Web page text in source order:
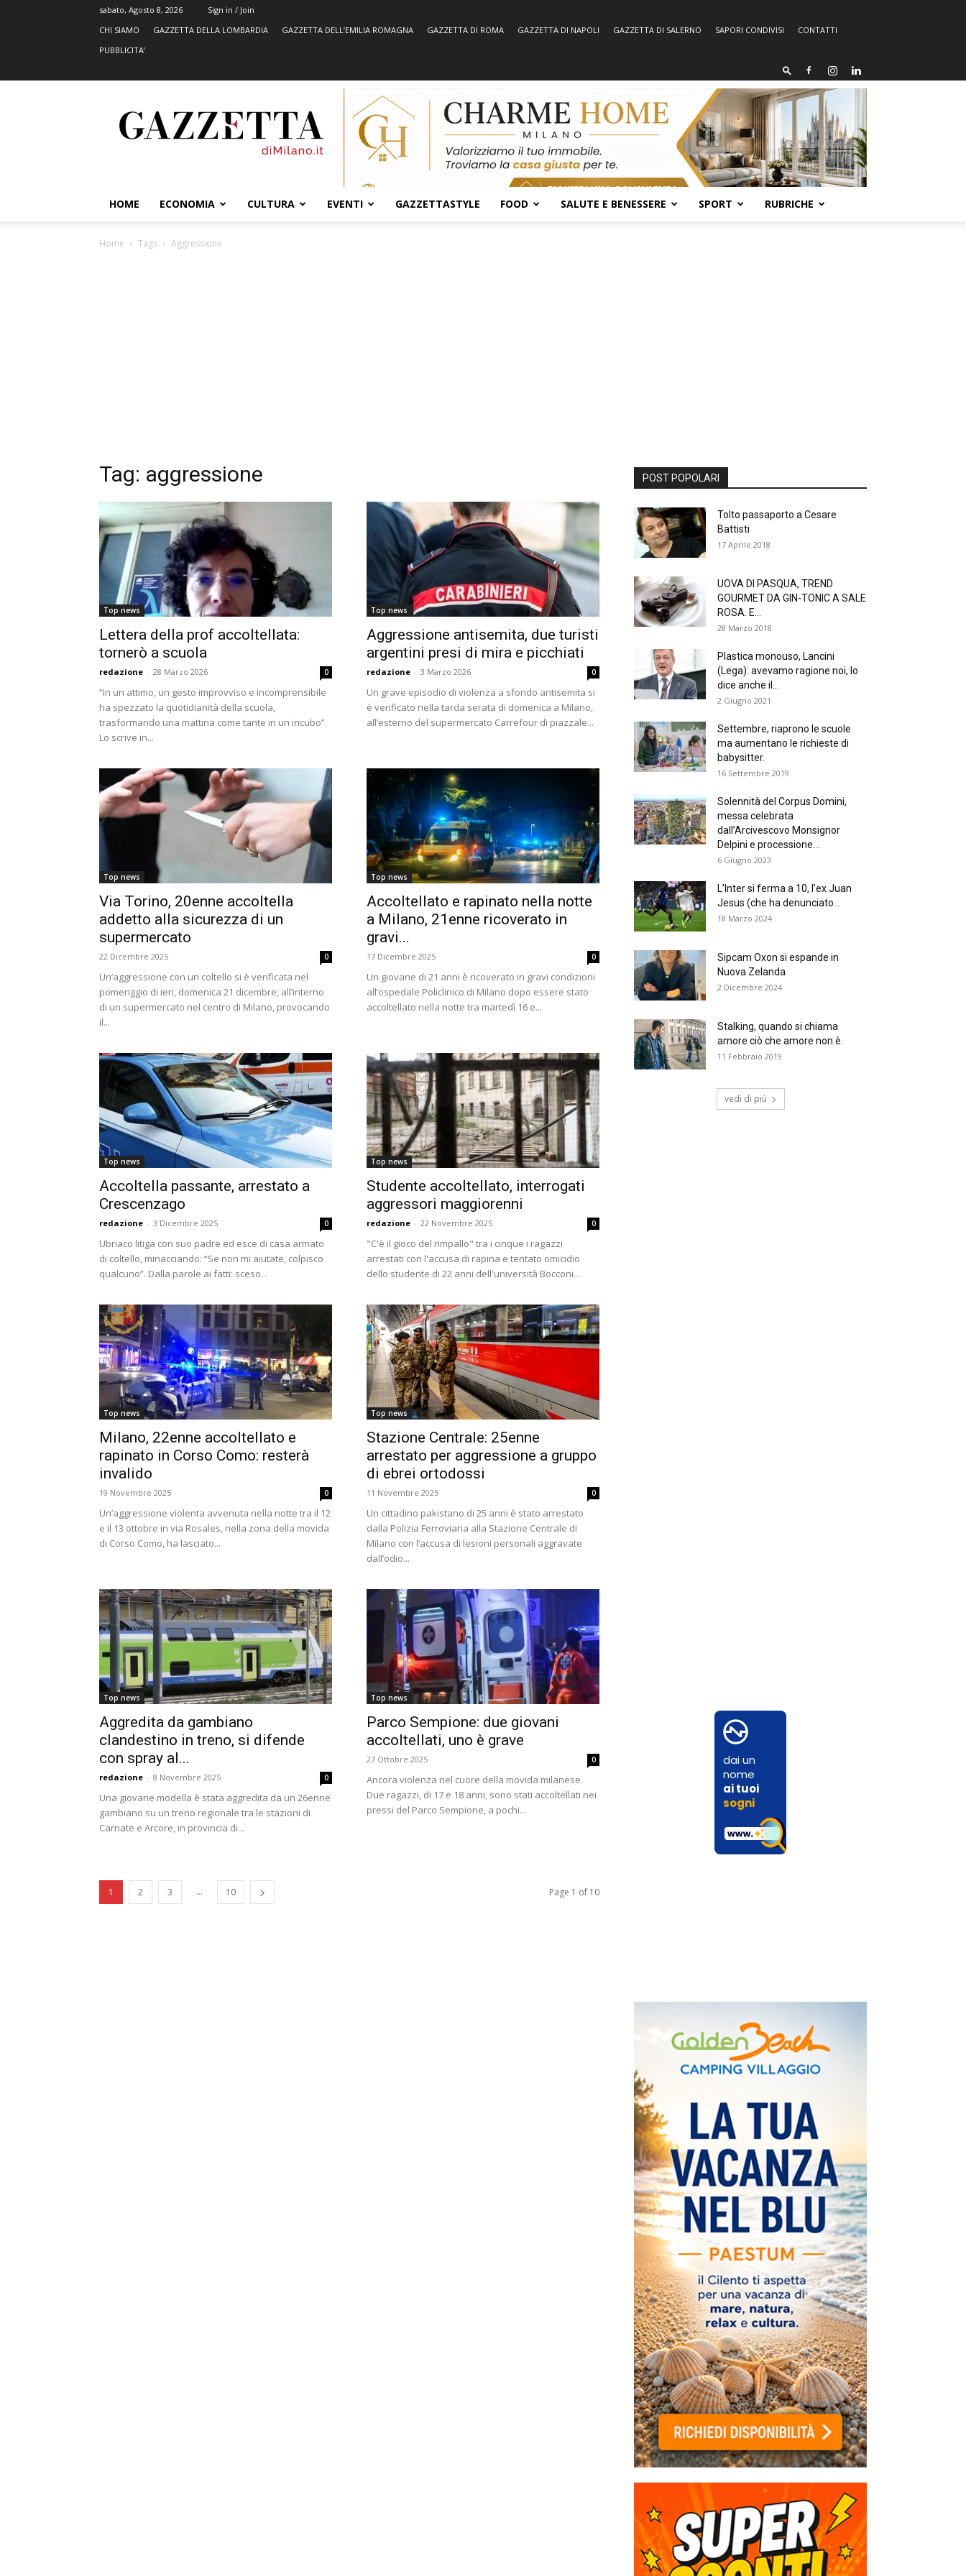
sabato, Agosto 8, 2026
Sign in / Join
CHI SIAMO
GAZZETTA DELLA LOMBARDIA GAZZETTA DELL’EMILIA ROMAGNA GAZZETTA DI ROMA GAZZETTA DI NAPOLI GAZZETTA DI SALERNO SAPORI CONDIVISI
CONTATTI
PUBBLICITA’
HOME ECONOMIA CULTURA EVENTI GAZZETTASTYLE FOOD SALUTE E BENESSERE SPORT RUBRICHE
Home Tags Aggressione
Tag: aggressione
Top news
Lettera della prof accoltellata:
tornerò a scuola
redazione - 28 Marzo 2026 0
“In un attimo, un gesto improvviso e incomprensibile
ha spezzato la quotidianità della scuola,
trasformando una mattina come tante in un incubo”.
Lo scrive in...
Top news
Aggressione antisemita, due turisti
argentini presi di mira e picchiati
redazione - 3 Marzo 2026 0
Un grave episodio di violenza a sfondo antisemita si
è verificato nella tarda serata di domenica a Milano,
all’esterno del supermercato Carrefour di piazzale...
Top news
Via Torino, 20enne accoltella
addetto alla sicurezza di un
supermercato
22 Dicembre 2025 0
Un’aggressione con un coltello si è verificata nel
pomeriggio di ieri, domenica 21 dicembre, all’interno
di un supermercato nel centro di Milano, provocando
il...
Top news
Accoltellato e rapinato nella notte
a Milano, 21enne ricoverato in
gravi...
17 Dicembre 2025 0
Un giovane di 21 anni è ricoverato in gravi condizioni
all’ospedale Policlinico di Milano dopo essere stato
accoltellato nella notte tra martedì 16 e...
Top news
Accoltella passante, arrestato a
Crescenzago
redazione - 3 Dicembre 2025 0
Ubriaco litiga con suo padre ed esce di casa armato
di coltello, minacciando: “Se non mi aiutate, colpisco
qualcuno”. Dalla parole ai fatti: sceso...
Top news
Studente accoltellato, interrogati
aggressori maggiorenni
redazione - 22 Novembre 2025 0
"C'è il gioco del rimpallo" tra i cinque i ragazzi
arrestati con l'accusa di rapina e tentato omicidio
dello studente di 22 anni dell'università Bocconi...
Top news
Milano, 22enne accoltellato e
rapinato in Corso Como: resterà
invalido
19 Novembre 2025 0
Un’aggressione violenta avvenuta nella notte tra il 12
e il 13 ottobre in via Rosales, nella zona della movida
di Corso Como, ha lasciato...
Top news
Stazione Centrale: 25enne
arrestato per aggressione a gruppo
di ebrei ortodossi
11 Novembre 2025 0
Un cittadino pakistano di 25 anni è stato arrestato
dalla Polizia Ferroviaria alla Stazione Centrale di
Milano con l’accusa di lesioni personali aggravate
dall’odio...
Top news
Aggredita da gambiano
clandestino in treno, si difende
con spray al...
redazione - 8 Novembre 2025 0
Una giovane modella è stata aggredita da un 26enne
gambiano su un treno regionale tra le stazioni di
Carnate e Arcore, in provincia di...
Top news
Parco Sempione: due giovani
accoltellati, uno è grave
27 Ottobre 2025 0
Ancora violenza nel cuore della movida milanese.
Due ragazzi, di 17 e 18 anni, sono stati accoltellati nei
pressi del Parco Sempione, a pochi...
1 2 3 ... 10 Page 1 of 10
POST POPOLARI
Tolto passaporto a Cesare
Battisti
17 Aprile 2018
UOVA DI PASQUA, TREND
GOURMET DA GIN-TONIC A SALE
ROSA. E...
28 Marzo 2018
Plastica monouso, Lancini
(Lega): avevamo ragione noi, lo
dice anche il...
2 Giugno 2021
Settembre, riaprono le scuole
ma aumentano le richieste di
babysitter.
16 Settembre 2019
Solennità del Corpus Domini,
messa celebrata
dall’Arcivescovo Monsignor
Delpini e processione...
6 Giugno 2023
L’Inter si ferma a 10, l’ex Juan
Jesus (che ha denunciato...
18 Marzo 2024
Sipcam Oxon si espande in
Nuova Zelanda
2 Dicembre 2024
Stalking, quando si chiama
amore ciò che amore non è.
11 Febbraio 2019
vedi di più